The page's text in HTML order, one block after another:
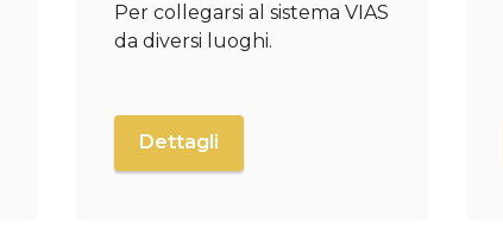
Per collegarsi al sistema VIAS
da diversi luoghi.
Dettagli